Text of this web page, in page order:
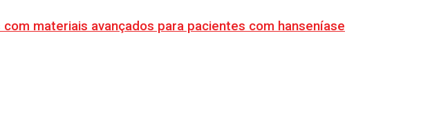
materiais avançados para pacientes com hanseníase